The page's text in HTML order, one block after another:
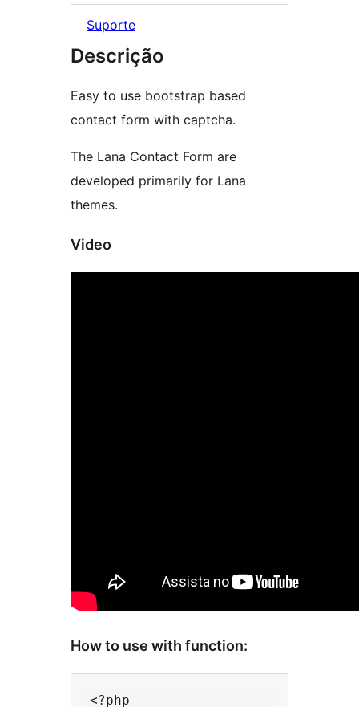
Suporte
Descrição
Easy to use bootstrap based
contact form with captcha.
The Lana Contact Form are
developed primarily for Lana
themes.
Video
How to use with function:
<?php